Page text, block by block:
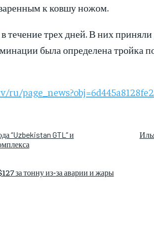
к ковшу ножом.
течение трех дней. В них
была определена тройка
“Uzbekistan GTL” и
за тонну из-за аварии и жары